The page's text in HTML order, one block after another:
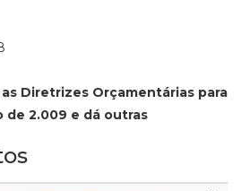
Diretrizes Orçamentárias para
de 2.009 e dá outras